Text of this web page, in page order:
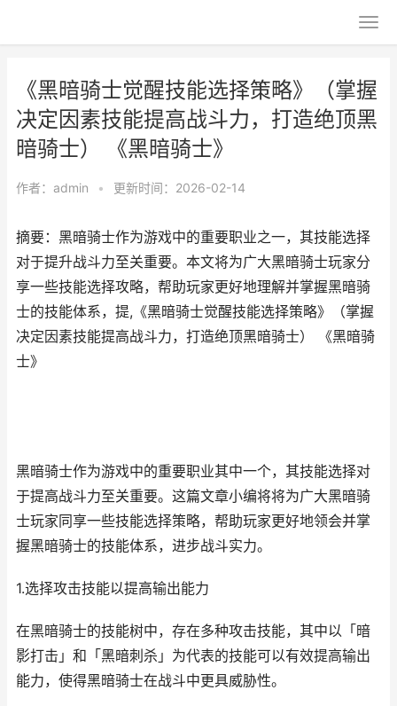
《黑暗骑士觉醒技能选择策略》（掌握
决定因素技能提高战斗力，打造绝顶黑
暗骑士） 《黑暗骑士》
作者： admin • 更新时间：2026-02-14
摘要：黑暗骑士作为游戏中的重要职业之一，其技能选择
对于提升战斗力至关重要。本文将为广大黑暗骑士玩家分
享一些技能选择攻略，帮助玩家更好地理解并掌握黑暗骑
士的技能体系，提,《黑暗骑士觉醒技能选择策略》（掌握
决定因素技能提高战斗力，打造绝顶黑暗骑士） 《黑暗骑
士》
黑暗骑士作为游戏中的重要职业其中一个，其技能选择对
于提高战斗力至关重要。这篇文章小编将将为广大黑暗骑
士玩家同享一些技能选择策略，帮助玩家更好地领会并掌
握黑暗骑士的技能体系，进步战斗实力。
1.选择攻击技能以提高输出能力
在黑暗骑士的技能树中，存在多种攻击技能，其中以「暗
影打击」和「黑暗刺杀」为代表的技能可以有效提高输出
能力，使得黑暗骑士在战斗中更具威胁性。